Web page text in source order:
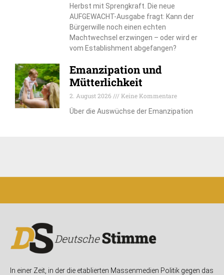
Herbst mit Sprengkraft. Die neue
AUFGEWACHT-Ausgabe fragt: Kann der
Bürgerwille noch einen echten
Machtwechsel erzwingen – oder wird er
vom Establishment abgefangen?
Emanzipation und
Mütterlichkeit
2. August 2026
Keine Kommentare
Über die Auswüchse der Emanzipation
In einer Zeit, in der die etablierten Massenmedien Politik gegen das